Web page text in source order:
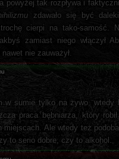
powyżej tak rozpływa i
zdawało się być
cierpi na tako-samość.
zamiast niego włączył
nie zauważył.
w sumie tylko na żywo, wtedy
praca bębniarza, który
miejscach. Ale wtedy też
to serio dobre, czy to alkohol.